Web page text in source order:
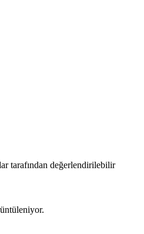
tarafından değerlendirilebilir